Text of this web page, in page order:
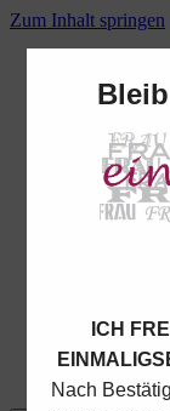
Zum Inhalt springen
Startseite
übermich
1:1
Begegnung
Impressum
Datenschutz